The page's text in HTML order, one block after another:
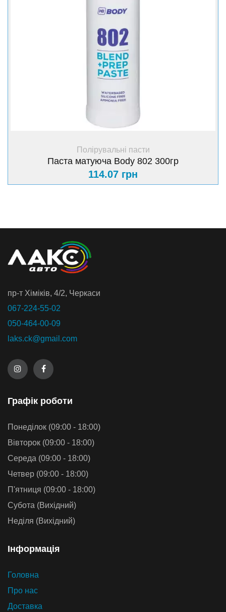
+ Купити
Полірувальні пасти
Паста матуюча Body 802 300гр
114.07 грн
пр-т Хiмiкiв, 4/2, Черкаси
067-224-55-02
050-464-00-09
laks.ck@gmail.com
Графiк роботи
Понеділок (09:00 - 18:00)
Вівторок (09:00 - 18:00)
Середа (09:00 - 18:00)
Четвер (09:00 - 18:00)
П'ятниця (09:00 - 18:00)
Субота (Вихідний)
Неділя (Вихідний)
Iнформацiя
Головна
Про нас
Доставка